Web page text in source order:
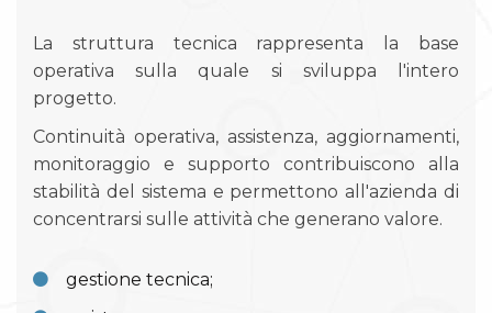
La struttura tecnica rappresenta la base
operativa sulla quale si sviluppa l'intero
progetto.
Continuità operativa, assistenza, aggiornamenti,
monitoraggio e supporto contribuiscono alla
stabilità del sistema e permettono all'azienda di
concentrarsi sulle attività che generano valore.
gestione tecnica;